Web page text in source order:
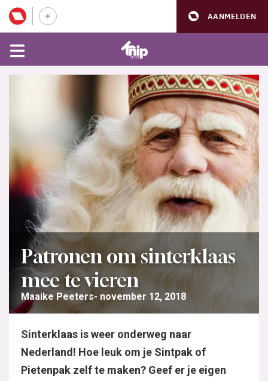
AANMELDEN
Patronen om sinterklaas
mee te vieren
Maaike Peeters november 12, 2018
Sinterklaas is weer onderweg naar
Nederland! Hoe leuk om je Sintpak of
Pietenpak zelf te maken? Geef er je eigen